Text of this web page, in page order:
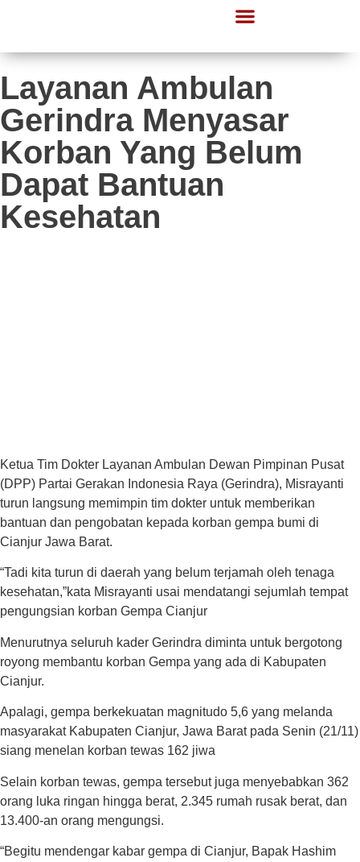
Layanan Ambulan
Gerindra Menyasar
Korban Yang Belum
Dapat Bantuan
Kesehatan
Ketua Tim Dokter Layanan Ambulan Dewan Pimpinan Pusat
(DPP) Partai Gerakan Indonesia Raya (Gerindra), Misrayanti
turun langsung memimpin tim dokter untuk memberikan
bantuan dan pengobatan kepada korban gempa bumi di
Cianjur Jawa Barat.
“Tadi kita turun di daerah yang belum terjamah oleh tenaga
kesehatan,”kata Misrayanti usai mendatangi sejumlah tempat
pengungsian korban Gempa Cianjur
Menurutnya seluruh kader Gerindra diminta untuk bergotong
royong membantu korban Gempa yang ada di Kabupaten
Cianjur.
Apalagi, gempa berkekuatan magnitudo 5,6 yang melanda
masyarakat Kabupaten Cianjur, Jawa Barat pada Senin (21/11)
siang menelan korban tewas 162 jiwa
Selain korban tewas, gempa tersebut juga menyebabkan 362
orang luka ringan hingga berat, 2.345 rumah rusak berat, dan
13.400-an orang mengungsi.
“Begitu mendengar kabar gempa di Cianjur, Bapak Hashim